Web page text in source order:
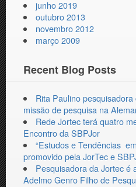
junho 2019
outubro 2013
novembro 2012
março 2009
Recent Blog Posts
Rita Paulino
missão de pesquisa na
Rede Jortec terá quatro
Encontro da SBPJor
“Estudos‌ ‌e‌ ‌Tendências‌
promovido pela JorTec e
Pesquisadora da Jortec é
Adelmo Genro Filho de